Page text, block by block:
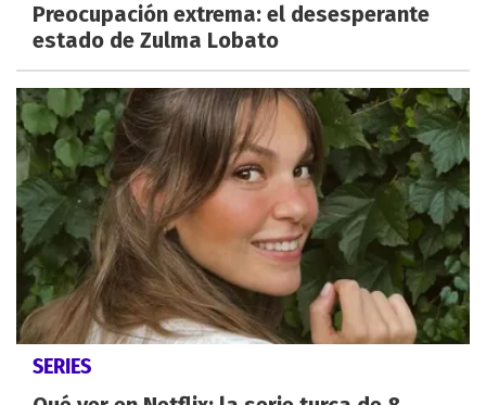
Preocupación extrema: el desesperante
estado de Zulma Lobato
SERIES